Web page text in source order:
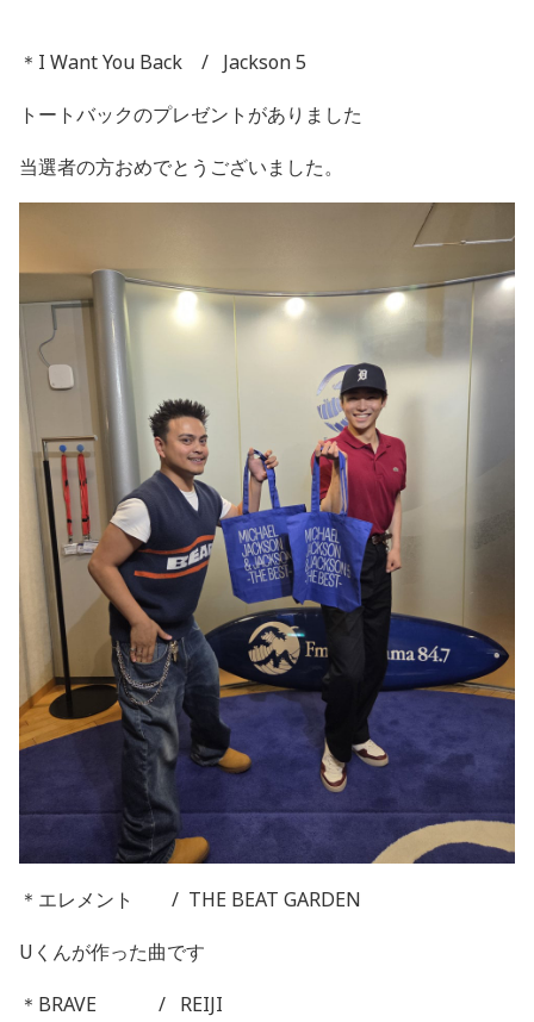
＊I Want You Back / Jackson 5
トートバックのプレゼントがありました
当選者の方おめでとうございました。
＊エレメント / THE BEAT GARDEN
Uくんが作った曲です
＊BRAVE / REIJI